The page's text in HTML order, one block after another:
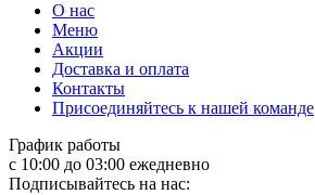
О нас
Меню
Акции
Доставка и оплата
Контакты
Присоединяйтесь к нашей команде
График работы
с 10:00 до 03:00 ежедневно
Подписывайтесь на нас: